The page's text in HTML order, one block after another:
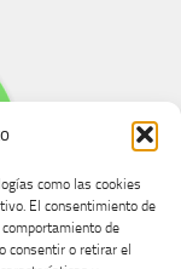
como las cookies
El consentimiento de
de
consentir o retirar el